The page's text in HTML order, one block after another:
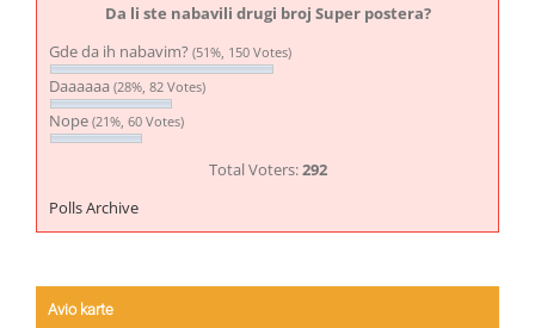
Da li ste nabavili drugi broj Super postera?
Gde da ih nabavim? (51%, 150 Votes)
Daaaaaa (28%, 82 Votes)
Nope (21%, 60 Votes)
Total Voters:292
Polls Archive
Avio karte